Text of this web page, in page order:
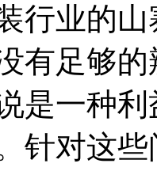
行业的
有足够
是一种
针对这